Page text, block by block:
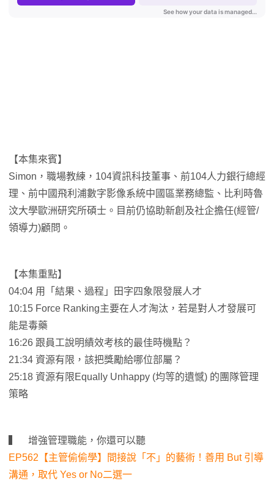
【本集來賓】
Simon，職場教練，104資訊科技董事、前104人力銀行總經
理、前中國飛利浦數字影像系統中國區業務總監、比利時魯
汶大學歐洲研究所碩士。目前仍協助新創及社企擔任(經管/
領導力)顧問。
【本集重點】
04:04 用「結果、過程」田字四象限發展人才
10:15 Force Ranking主要在人才淘汰，若是對人才發展可
能是毒藥
16:26 跟員工說明績效考核的最佳時機點？
21:34 資源有限，該把獎勵給哪位部屬？
25:18 資源有限Equally Unhappy (均等的遺憾) 的團隊管理
策略
▍ 增強管理職能，你還可以聽
EP562【主管偷偷學】間接說「不」的藝術！善用 But 引導
溝通，取代 Yes or No二選一